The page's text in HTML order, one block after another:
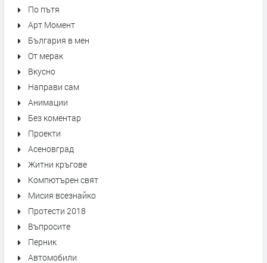
По пътя
Арт Момент
България в мен
От мерак
Вкусно
Направи сам
Анимации
Без коментар
Проекти
Асеновград
Житни кръгове
Компютърен свят
Мисия всезнайко
Протести 2018
Въпросите
Перник
Автомобили